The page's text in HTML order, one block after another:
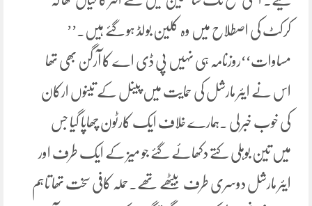
کرکٹ کی اصطلاح میں وہ کلین بولڈ ہو گئے ہیں۔’’
مساوات‘‘روزنامہ ہی نہیں پی ڈی اے کا آرگن بھی تھا
اس نے ایئر مارشل کی حمایت میں پینل کے تینوں ارکان
کی خوب خبر لی ۔ہمارے خلاف ایک کارٹون چھاپا گیا جس
میں تین بوہلی کتے دکھائے گئے جو میز کے ایک طرف اور
ایئر مارشل دوسری طرف بیٹھے تھے۔حملہ کافی سخت تھا تاہم